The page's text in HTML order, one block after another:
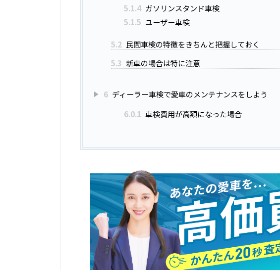
5.1.4 ガソリンスタンド車検
5.1.5 ユーザー車検
5.2 民間車検の特徴をきちんと把握しておく
5.3 新車の場合は特に注意
6 ディーラー車検で愛車のメンテナンスをしよう
6.0.1 車検費用が高額になった場合